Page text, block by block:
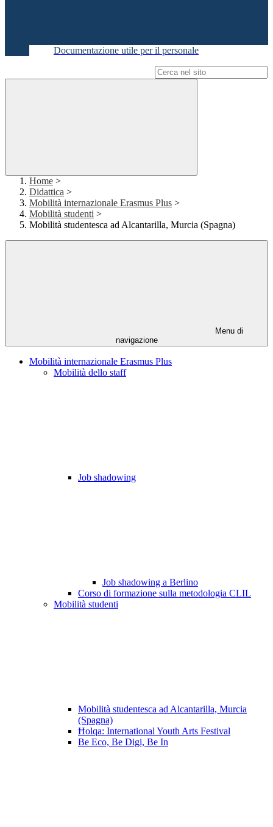
Documentazione utile per il personale
Home >
Didattica >
Mobilità internazionale Erasmus Plus >
Mobilità studenti >
Mobilità studentesca ad Alcantarilla, Murcia (Spagna)
Menu di
navigazione
Mobilità internazionale Erasmus Plus
Mobilità dello staff
Job shadowing
Job shadowing a Berlino
Corso di formazione sulla metodologia CLIL
Mobilità studenti
Mobilità studentesca ad Alcantarilla, Murcia
(Spagna)
Ħolqa: International Youth Arts Festival
Be Eco, Be Digi, Be In